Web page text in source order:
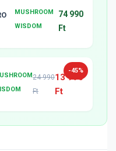
MUSHROOM
WISDOM
74 990
Ft
-45%
24 990
Ft
13 990
Ft